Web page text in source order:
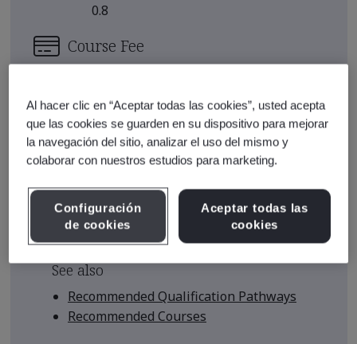
0.8
Course Fee
USD $500.00
Early Bird Price*
USD $425.00
There are no upcoming classes
scheduled.
See also
Recommended Qualification Pathways
Recommended Courses
Al hacer clic en “Aceptar todas las cookies”, usted acepta
que las cookies se guarden en su dispositivo para mejorar
la navegación del sitio, analizar el uso del mismo y
colaborar con nuestros estudios para marketing.
Configuración
de cookies
Aceptar todas las
cookies